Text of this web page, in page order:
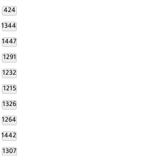
424
1344
1447
1291
1232
1215
1326
1264
1442
1307